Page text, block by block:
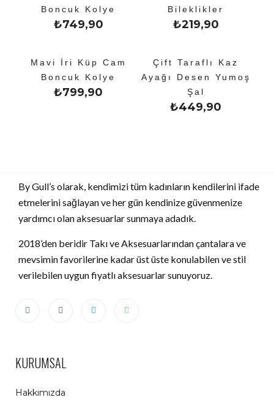
Boncuk Kolye
₺749,90
Bileklikler
₺219,90
Mavi İri Küp Cam
Boncuk Kolye
₺799,90
Çift Taraflı Kaz
Ayağı Desen Yumoş
Şal
₺449,90
By Gull’s olarak, kendimizi tüm kadınların kendilerini ifade
etmelerini sağlayan ve her gün kendinize güvenmenize
yardımcı olan aksesuarlar sunmaya adadık.
2018’den beridir Takı ve Aksesuarlarından çantalara ve
mevsimin favorilerine kadar üst üste konulabilen ve stil
verilebilen uygun fiyatlı aksesuarlar sunuyoruz.
KURUMSAL
Hakkımızda